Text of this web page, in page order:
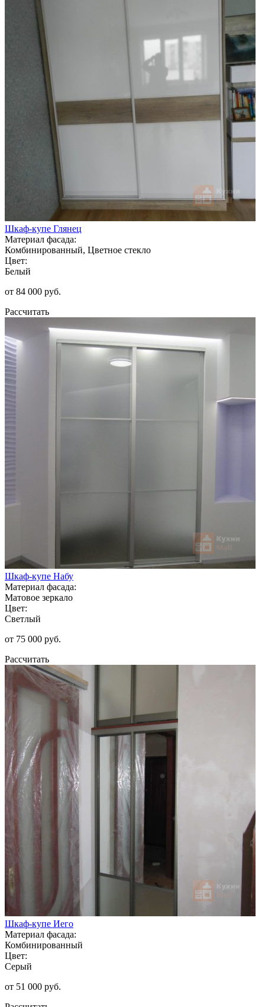
Шкаф-купе Глянец
Материал фасада:
Комбинированный, Цветное стекло
Цвет:
Белый
от 84 000 руб.
Рассчитать
Шкаф-купе Набу
Материал фасада:
Матовое зеркало
Цвет:
Светлый
от 75 000 руб.
Рассчитать
Шкаф-купе Иего
Материал фасада:
Комбинированный
Цвет:
Серый
от 51 000 руб.